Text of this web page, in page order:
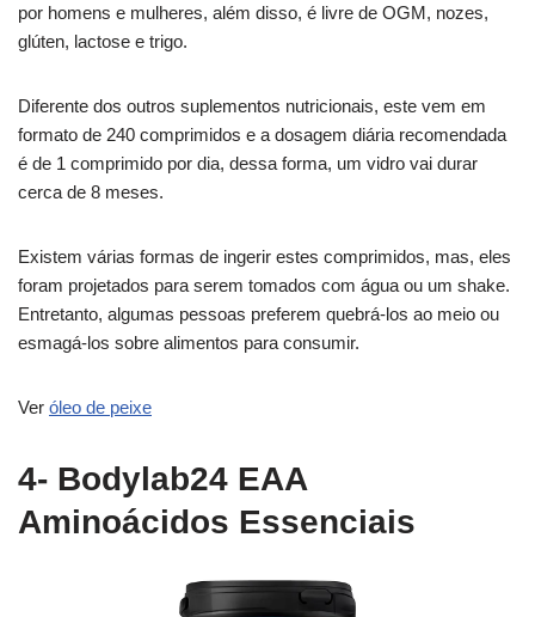
por homens e mulheres, além disso, é livre de OGM, nozes,
glúten, lactose e trigo.
Diferente dos outros suplementos nutricionais, este vem em
formato de 240 comprimidos e a dosagem diária recomendada
é de 1 comprimido por dia, dessa forma, um vidro vai durar
cerca de 8 meses.
Existem várias formas de ingerir estes comprimidos, mas, eles
foram projetados para serem tomados com água ou um shake.
Entretanto, algumas pessoas preferem quebrá-los ao meio ou
esmagá-los sobre alimentos para consumir.
Ver óleo de peixe
4- Bodylab24 EAA
Aminoácidos Essenciais